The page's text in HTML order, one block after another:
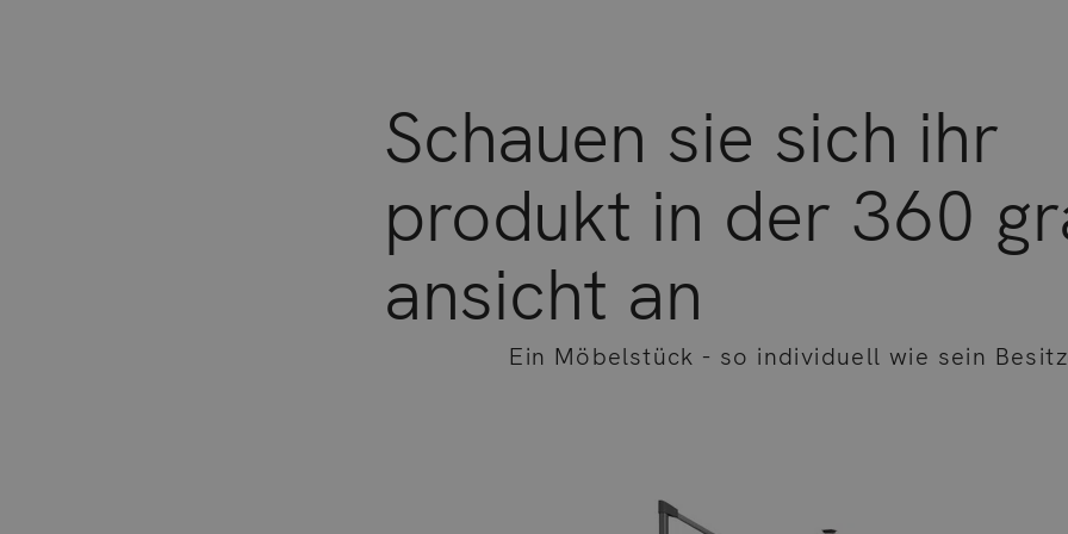
Schauen sie sich ihr
produkt in der 360
ansicht an
Ein Möbelstück - so individuell wie sein